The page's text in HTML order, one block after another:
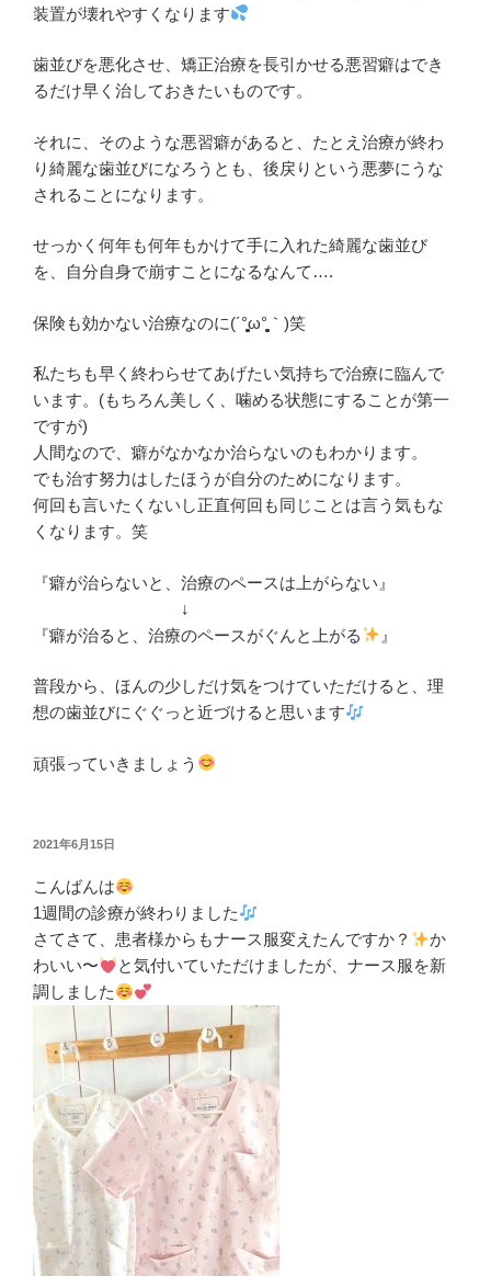
装置が壊れやすくなります
歯並びを悪化させ、矯正治療を長引かせる悪習癖はでき
るだけ早く治しておきたいものです。
それに、そのような悪習癖があると、たとえ治療が終わ
り綺麗な歯並びになろうとも、後戻りという悪夢にうな
されることになります。
せっかく何年も何年もかけて手に入れた綺麗な歯並び
を、自分自身で崩すことになるなんて….
保険も効かない治療なのに(´°̥̥̥̥̥̥̥̥ω°̥̥̥̥̥̥̥̥｀)笑
私たちも早く終わらせてあげたい気持ちで治療に臨んで
います。(もちろん美しく、噛める状態にすることが第一
ですが)
人間なので、癖がなかなか治らないのもわかります。
でも治す努力はしたほうが自分のためになります。
何回も言いたくないし正直何回も同じことは言う気もな
くなります。笑
『癖が治らないと、治療のペースは上がらない』
↓
『癖が治ると、治療のペースがぐんと上がる
』
普段から、ほんの少しだけ気をつけていただけると、理
想の歯並びにぐぐっと近づけると思います
頑張っていきましょう
投
日:
2021年6月15日
こんばんは
1週間の診療が終わりました
さてさて、患者様からもナース服変えたんですか？
か
わいい〜
と気付いていただけましたが、ナース服を新
調しました